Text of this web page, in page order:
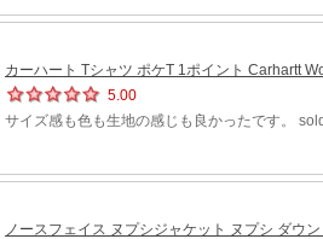
カーハート Tシャツ ポケT 1ポイント Carhartt
5.00
サイズ感も色も生地の感じも良かったです。
ノースフェイス ヌプシジャケット ヌプシ ダウ